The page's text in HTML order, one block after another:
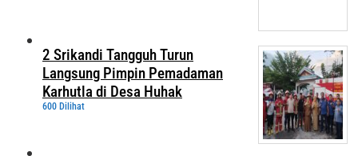
2 Srikandi Tangguh Turun
Langsung Pimpin Pemadaman
Karhutla di Desa Huhak
600 Dilihat